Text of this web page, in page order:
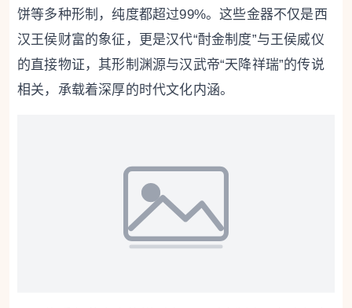
饼等多种形制，纯度都超过99%。这些金器不仅是西
汉王侯财富的象征，更是汉代“酎金制度”与王侯威仪
的直接物证，其形制渊源与汉武帝“天降祥瑞”的传说
相关，承载着深厚的时代文化内涵。